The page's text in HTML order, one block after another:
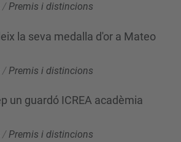
/Premis i distincions
la seva medalla d'or a Mateo
/ Premis i distincions
un guardó ICREA acadèmia
/Premis i distincions